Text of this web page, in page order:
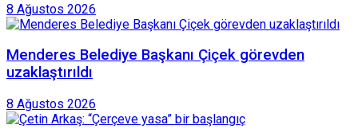
8 Ağustos 2026
Menderes Belediye Başkanı Çiçek görevden
uzaklaştırıldı
8 Ağustos 2026